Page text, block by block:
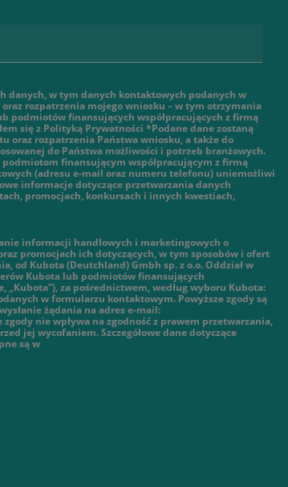
danych, w tym danych kontaktowych podanych w
rozpatrzenia mojego wniosku – w tym otrzymania
podmiotów finansujących współpracujących z firmą
się z Polityką Prywatności *Podane dane zostaną
oraz rozpatrzenia Państwa wniosku, a także do
do Państwa możliwości i potrzeb branżowych.
finansującym współpracującym z firmą
(adresu e-mail oraz numeru telefonu) uniemożliwi
informacje dotyczące przetwarzania danych
promocjach, konkursach i innych kwestiach,
informacji handlowych i marketingowych o
promocjach ich dotyczących, w tym sposobów i ofert
od Kubota (Deutchland) Gmbh sp. z o.o. Oddział w
Kubota lub podmiotów finansujących
„Kubota”), za pośrednictwem, według wyboru Kubota:
w formularzu kontaktowym. Powyższe zgody są
żądania na adres e-mail:
nie wpływa na zgodność z prawem przetwarzania,
jej wycofaniem. Szczegółowe dane dotyczące
są w